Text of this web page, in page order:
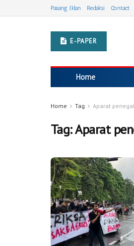
Pasang Iklan Redaksi Contact
E-PAPER
Home
Home Tag Aparat
Tag:Aparat